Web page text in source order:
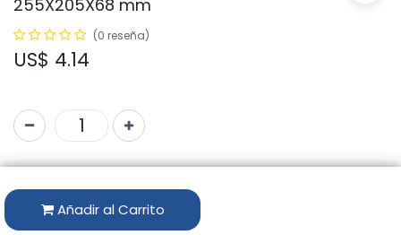
255X205X68 mm
(0 reseña)
US$ 4.14
Añadir al Carrito
Código:
Marca:KOPOS